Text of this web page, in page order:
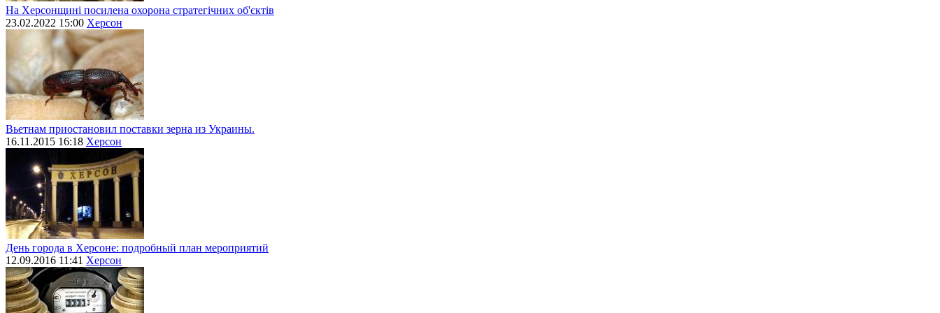
На Херсонщині посилена охорона стратегічних об'єктів
23.02.2022 15:00 Херсон
Вьетнам приостановил поставки зерна из Украины.
16.11.2015 16:18 Херсон
День города в Херсоне: подробный план мероприятий
12.09.2016 11:41 Херсон